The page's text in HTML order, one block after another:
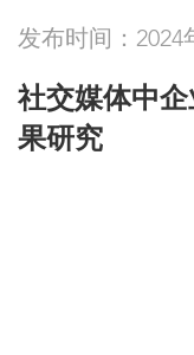
发布时间：2024
社交媒体中
果研究